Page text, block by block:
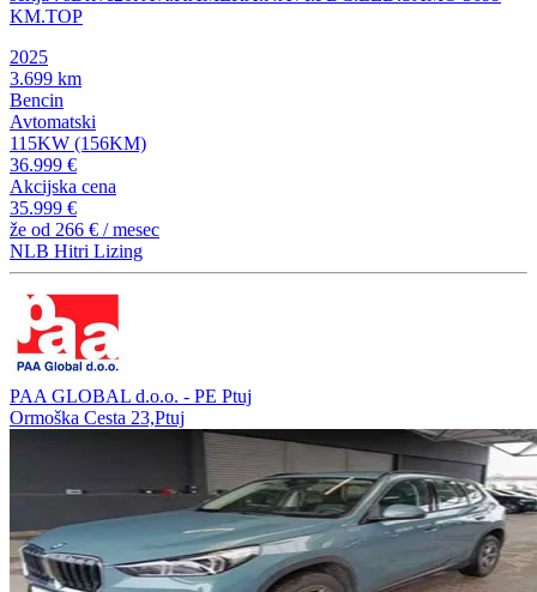
KM.TOP
2025
3.699 km
Bencin
Avtomatski
115KW (156KM)
36.999 €
Akcijska cena
35.999 €
že od 266 € / mesec
NLB Hitri Lizing
PAA GLOBAL d.o.o. - PE Ptuj
Ormoška Cesta 23,Ptuj